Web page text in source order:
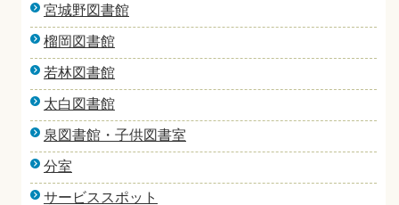
宮城野図書館
榴岡図書館
若林図書館
太白図書館
泉図書館・子供図書室
分室
サービススポット